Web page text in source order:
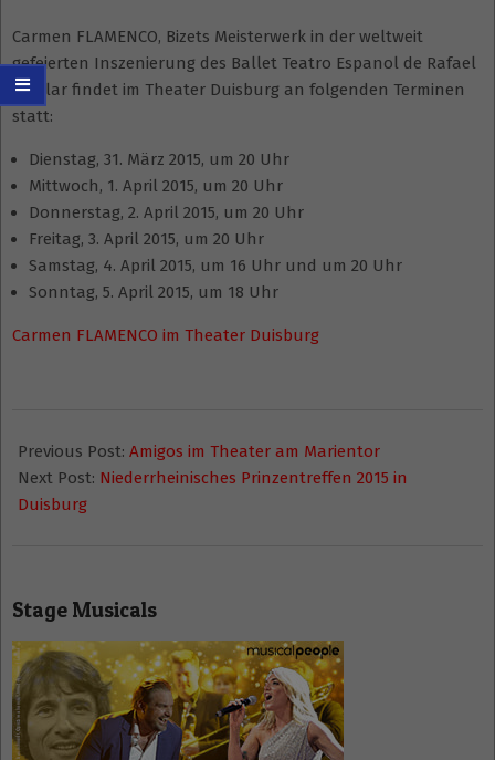
Carmen FLAMENCO, Bizets Meisterwerk in der weltweit
gefeierten Inszenierung des Ballet Teatro Espanol de Rafael
Aguilar findet im Theater Duisburg an folgenden Terminen
statt:
Dienstag, 31. März 2015, um 20 Uhr
Mittwoch, 1. April 2015, um 20 Uhr
Donnerstag, 2. April 2015, um 20 Uhr
Freitag, 3. April 2015, um 20 Uhr
Samstag, 4. April 2015, um 16 Uhr und um 20 Uhr
Sonntag, 5. April 2015, um 18 Uhr
Carmen FLAMENCO im Theater Duisburg
01-
17
Previous Post: Amigos im Theater am Marientor
Next Post: Niederrheinisches Prinzentreffen 2015 in
Duisburg
Stage Musicals